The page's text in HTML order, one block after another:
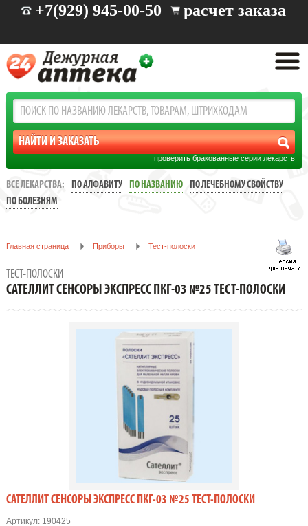
+7(929) 945-00-50 расчет заказа
проверить бракованные серии лекарств
ВСЕ ЛЕКАРСТВА: ПО АЛФАВИТУ ПО НАЗВАНИЮ
ПО ЛЕЧЕБНОМУ СВОЙСТВУ
ПО БОЛЕЗНЯМ
Главная страница Приборы Тест-полоски
ТЕСТ-ПОЛОСКИ
САТЕЛЛИТ СЕНСОРЫ ЭКСПРЕСС ПКГ-03 №25 ТЕСТ-ПОЛОСКИ
САТЕЛЛИТ СЕНСОРЫ ЭКСПРЕСС ПКГ-03 №25 ТЕСТ-ПОЛОСКИ
Артикул:190425